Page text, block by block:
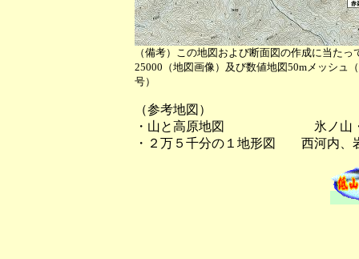
（備考）この地図および断面図の作成に当た
25000（地図画像）及び数値地図50mメッシ
号）
（参考地図）
・山と高原地図 氷ノ山・
・２万５千分の１地形図 西河内、